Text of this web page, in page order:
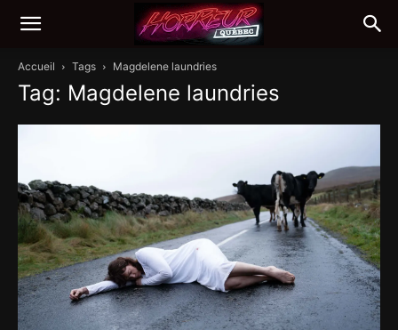
Accueil Tags Magdelene laundries
Tag: Magdelene laundries